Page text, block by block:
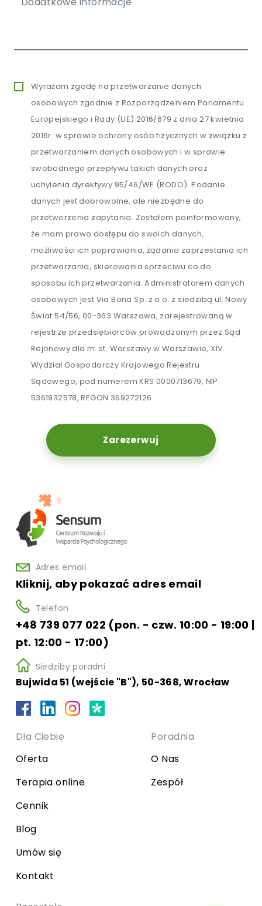
Wyrażam zgodę na przetwarzanie danych
osobowych zgodnie z Rozporządzeniem Parlamentu
Europejskiego i Rady (UE) 2016/679 z dnia 27 kwietnia
2016r. w sprawie ochrony osób fizycznych w związku z
przetwarzaniem danych osobowych i w sprawie
swobodnego przepływu takich danych oraz
uchylenia dyrektywy 95/46/WE (RODO). Podanie
danych jest dobrowolne, ale niezbędne do
przetworzenia zapytania. Zostałem poinformowany,
że mam prawo dostępu do swoich danych,
możliwości ich poprawiania, żądania zaprzestania ich
przetwarzania, skierowania sprzeciwu co do
sposobu ich przetwarzania. Administratorem danych
osobowych jest Via Bona Sp. z o.o. z siedzibą ul. Nowy
Świat 54/56, 00-363 Warszawa, zarejestrowaną w
rejestrze przedsiębiorców prowadzonym przez Sąd
Rejonowy dla m. st. Warszawy w Warszawie, XIV
Wydział Gospodarczy Krajowego Rejestru
Sądowego, pod numerem KRS 0000713679, NIP
5361932578, REGON 369272126
Zarezerwuj
Adres email
Kliknij, aby pokazać adres email
Telefon
+48 739 077 022 (pon. - czw. 10:00 - 19:00 |
pt. 12:00 - 17:00)
Siedziby poradni
Bujwida 51 (wejście "B"), 50-368, Wrocław
Dla Ciebie
Oferta
Terapia online
Cennik
Blog
Umów się
Kontakt
Poradnia
O Nas
Zespół